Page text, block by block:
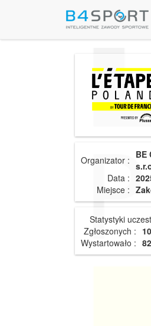
Organizator : BE
Data :
Miejsce :
Statystyki
Zgłoszonych :
Wystartowało :